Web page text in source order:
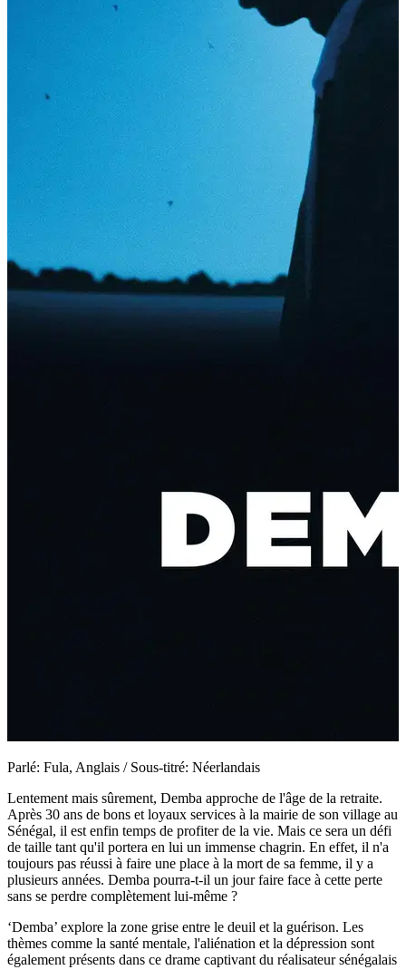
Parlé: Fula, Anglais / Sous-titré: Néerlandais
Lentement mais sûrement, Demba approche de l'âge de la retraite.
Après 30 ans de bons et loyaux services à la mairie de son village au
Sénégal, il est enfin temps de profiter de la vie. Mais ce sera un défi
de taille tant qu'il portera en lui un immense chagrin. En effet, il n'a
toujours pas réussi à faire une place à la mort de sa femme, il y a
plusieurs années. Demba pourra-t-il un jour faire face à cette perte
sans se perdre complètement lui-même ?
‘Demba’ explore la zone grise entre le deuil et la guérison. Les
thèmes comme la santé mentale, l'aliénation et la dépression sont
également présents dans ce drame captivant du réalisateur sénégalais